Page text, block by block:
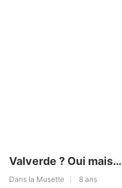
Valverde ? Oui mais…
Dans la Musette 8 ans